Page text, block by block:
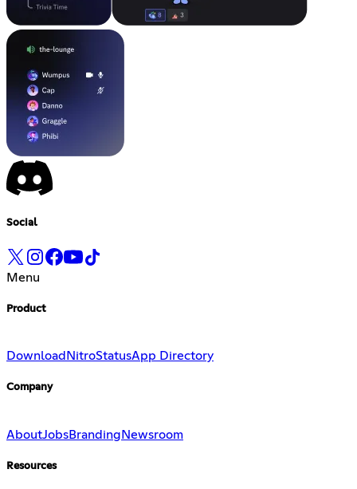
Social
Menu
Product
Download NitroStatusApp Directory
Company
AboutJobsBrandingNewsroom
Resources